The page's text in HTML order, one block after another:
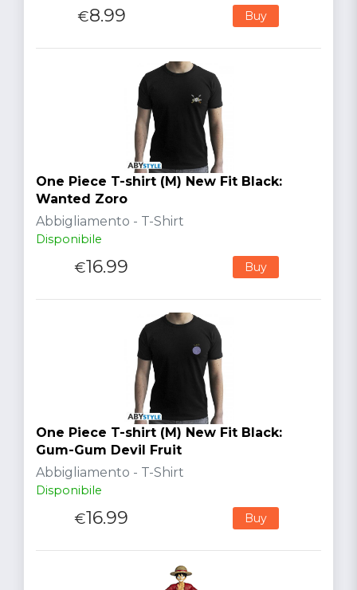
€8.99 Buy
One Piece T-shirt (M) New Fit Black:
Wanted Zoro
Abbigliamento - T-Shirt
Disponibile
€16.99 Buy
One Piece T-shirt (M) New Fit Black:
Gum-Gum Devil Fruit
Abbigliamento - T-Shirt
Disponibile
€16.99 Buy